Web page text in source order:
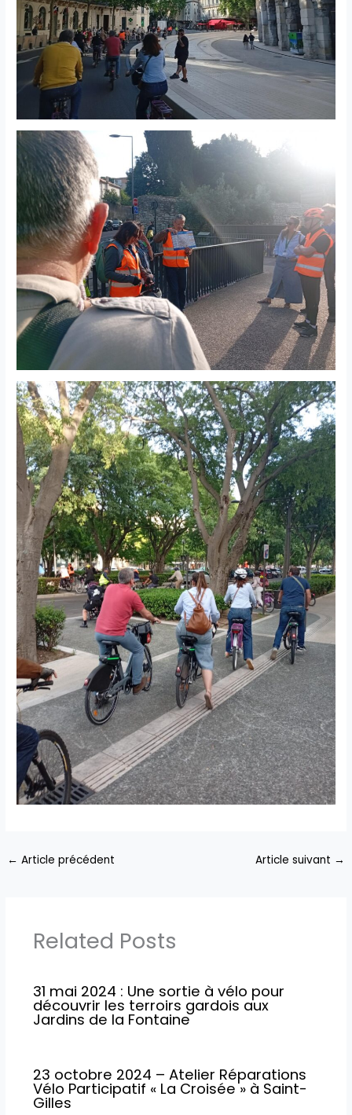
← Article précédent Article suivant →
Related Posts
31 mai 2024 : Une sortie à vélo pour
découvrir les terroirs gardois aux
Jardins de la Fontaine
23 octobre 2024 – Atelier Réparations
Vélo Participatif « La Croisée » à Saint-
Gilles